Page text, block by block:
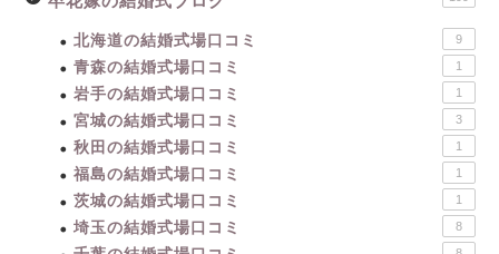
北海道の結婚式場口コミ 9
青森の結婚式場口コミ 1
岩手の結婚式場口コミ 1
宮城の結婚式場口コミ 3
秋田の結婚式場口コミ 1
福島の結婚式場口コミ 1
茨城の結婚式場口コミ 1
埼玉の結婚式場口コミ 8